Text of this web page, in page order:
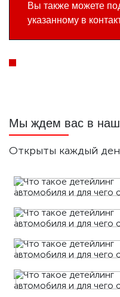
Вы также можете
указанному в
Мы ждем вас в
Открыты каждый